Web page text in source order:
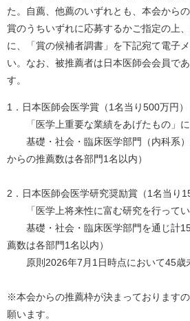
た。自薦、他薦のいずれとも、本会から
賞のうちいずれに応募するかご指定の上
に、「賞の候補者調書」を下記宛て電子
い。なお、被推薦者は日本医師会会員で
す。
1．日本医師会医学賞（1名当り500万円）
「医学上重要な業績をあげたもの」
基礎・社会・臨床医学部門（内科系）
からの推薦数は各部門1名以内）
2．日本医師会医学研究奨励賞（1名当り
「医学上将来性に富む研究を行ってい
基礎・社会・臨床医学部門を通じ計15
薦数は各部門1名以内）
原則2026年7月1日時点において45歳
※本会からの推薦枠が決まっております
願います。